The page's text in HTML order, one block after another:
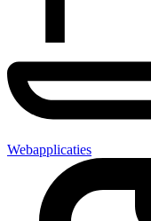
Webapplicaties